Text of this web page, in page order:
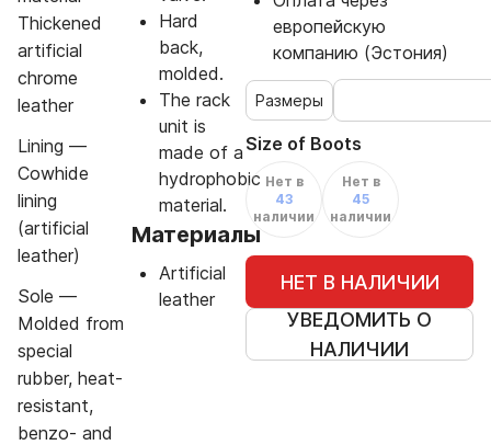
Thickened
artificial
chrome
leather
Lining —
Cowhide
lining
(artificial
leather)
Sole —
Molded from
special
rubber, heat-
resistant,
benzo- and
Hard
back,
molded.
The rack
unit is
made of a
hydrophobic
material.
Материалы
Artificial
leather
европейскую
компанию (Эстония)
Размеры
Size of Boots
43
Нет в
наличии
45
Нет в
наличии
НЕТ В НАЛИЧИИ
УВЕДОМИТЬ О
НАЛИЧИИ